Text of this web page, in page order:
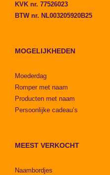
KVK nr. 77526023
BTW nr. NL003205920B25
MOGELIJKHEDEN
Moederdag
Romper met naam
Producten met naam
Persoonlijke cadeau’s
MEEST VERKOCHT
Naambordjes